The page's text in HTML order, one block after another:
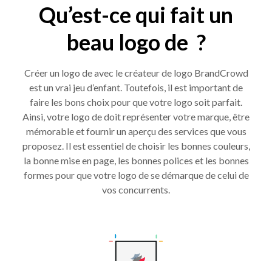
Qu’est-ce qui fait un
beau logo de ?
Créer un logo de avec le créateur de logo BrandCrowd
est un vrai jeu d’enfant. Toutefois, il est important de
faire les bons choix pour que votre logo soit parfait.
Ainsi, votre logo de doit représenter votre marque, être
mémorable et fournir un aperçu des services que vous
proposez. Il est essentiel de choisir les bonnes couleurs,
la bonne mise en page, les bonnes polices et les bonnes
formes pour que votre logo de se démarque de celui de
vos concurrents.